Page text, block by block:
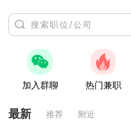
加入群聊 热门兼职
最新 推荐 附近